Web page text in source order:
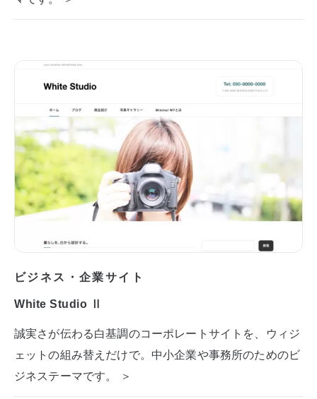
ビジネス・企業サイト
White Studio Ⅱ
誠実さが伝わる白基調のコーポレートサイトを、ウィジ
ェットの組み替えだけで。中小企業や事務所のためのビ
ジネステーマです。 ＞